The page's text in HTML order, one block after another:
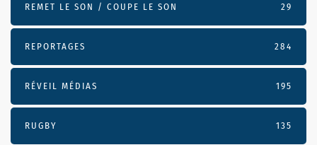
REMET LE SON / COUPE LE SON 29
REPORTAGES 284
RÉVEIL MÉDIAS 195
RUGBY 135